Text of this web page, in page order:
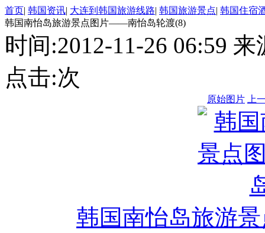
首页| 韩国资讯| 大连到韩国旅游线路| 韩国旅游景点| 韩国住宿
韩国南怡岛旅游景点图片——南怡岛轮渡(8)
时间:2012-11-26 06:59
点击:次
原始图片 上
韩国南怡岛旅游